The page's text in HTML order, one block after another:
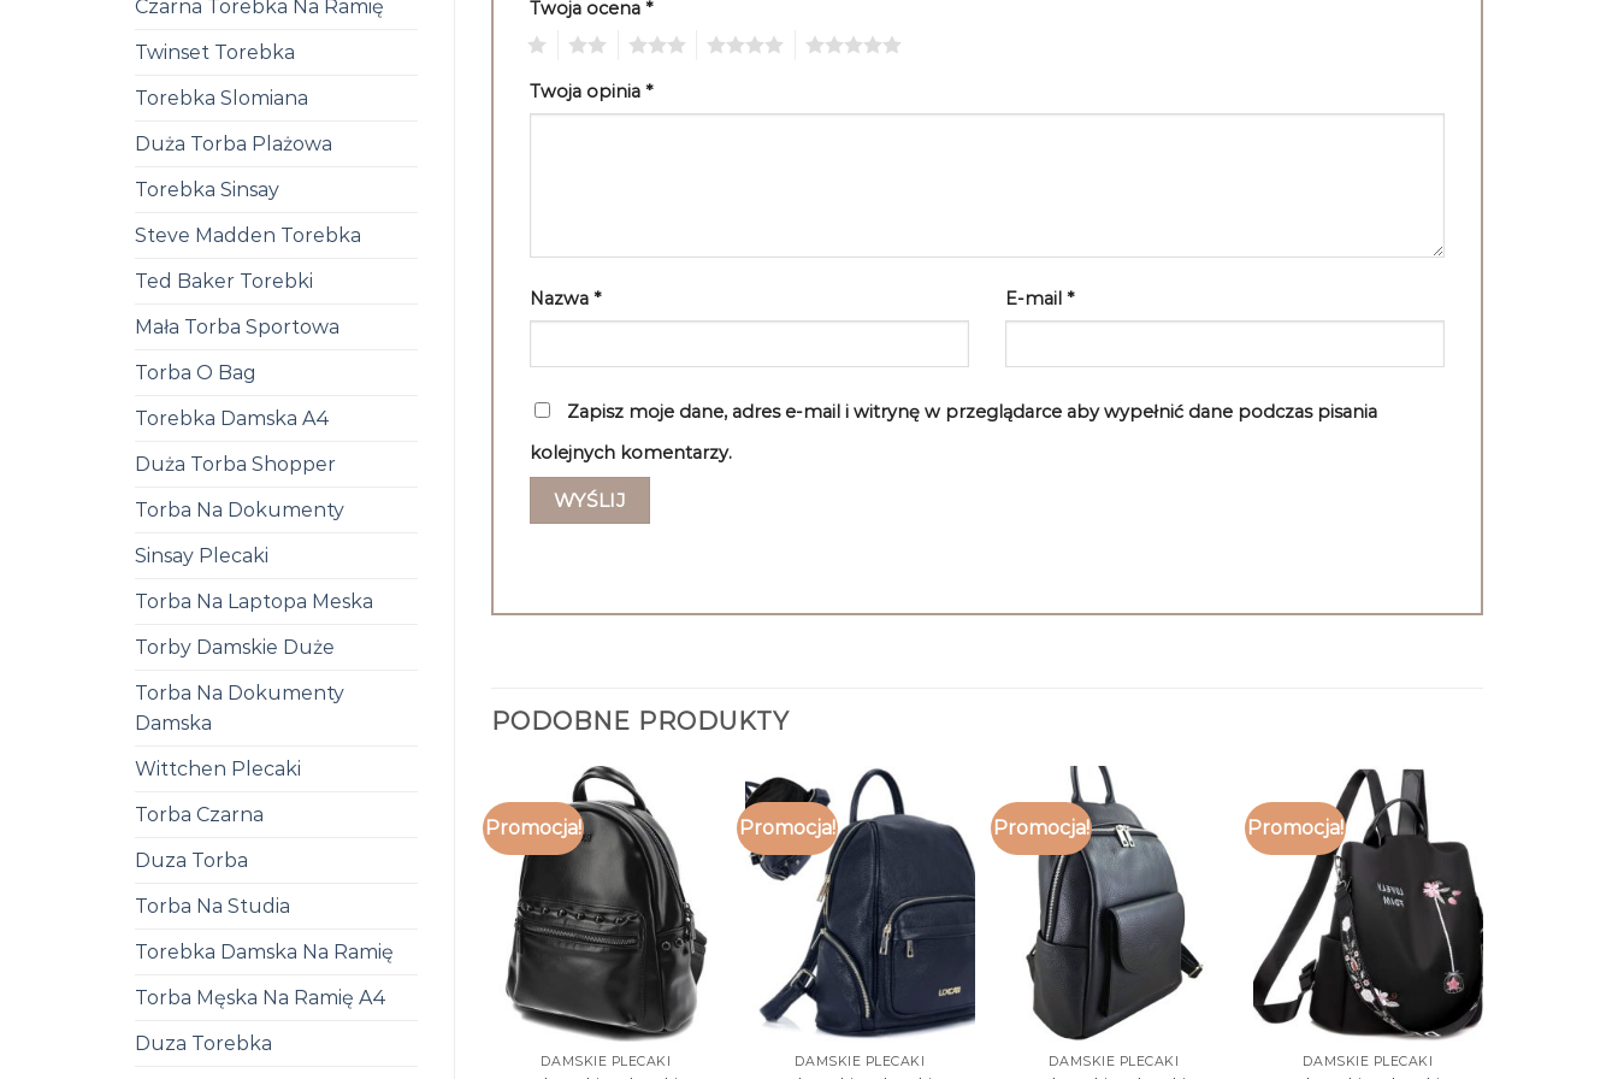
Czarna Torebka Na Ramię
Twinset Torebka
Torebka Slomiana
Duża Torba Plażowa
Torebka Sinsay
Steve Madden Torebka
Ted Baker Torebki
Mała Torba Sportowa
Torba O Bag
Torebka Damska A4
Duża Torba Shopper
Torba Na Dokumenty
Sinsay Plecaki
Torba Na Laptopa Meska
Torby Damskie Duże
Torba Na Dokumenty
Damska
Wittchen Plecaki
Torba Czarna
Duza Torba
Torba Na Studia
Torebka Damska Na Ramię
Torba Męska Na Ramię A4
Duza Torebka
Twoja ocena *
Twoja opinia *
Nazwa * E-mail *
Zapisz moje dane, adres e-mail i witrynę w przeglądarce aby wypełnić dane podczas pisania
kolejnych komentarzy.
PODOBNE PRODUKTY
Promocja!
DAMSKIE PLECAKI
Promocja!
DAMSKIE PLECAKI
Promocja!
DAMSKIE PLECAKI
Promocja!
DAMSKIE PLECAKI